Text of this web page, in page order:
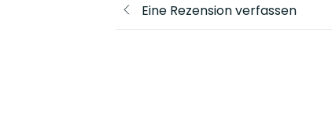
Eine Rezension verfassen